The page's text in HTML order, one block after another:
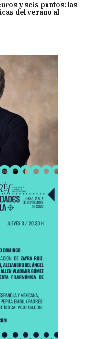
y seis puntos: las
del verano al